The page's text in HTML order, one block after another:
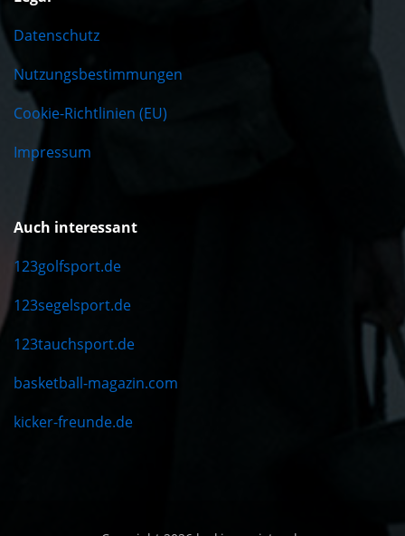
Datenschutz
Nutzungsbestimmungen
Cookie-Richtlinien (EU)
Impressum
Auch interessant
123golfsport.de
123segelsport.de
123tauchsport.de
basketball-magazin.com
kicker-freunde.de